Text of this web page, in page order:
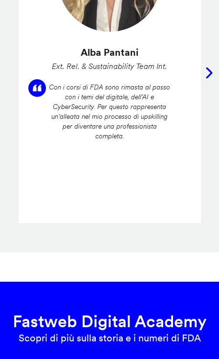
Alba Pantani
Ext. Rel. & Sustainability Team Int.
Con i corsi di FDA sono rimasta al passo
con i temi del digitale, dell’AI e
CyberSecurity. Per questo rappresenta
un’alleata nel mio processo di upskilling
per diventare una professionista
completa.
Fastweb Digital Academy
Scopri di più sulla storia e i numeri di FDA